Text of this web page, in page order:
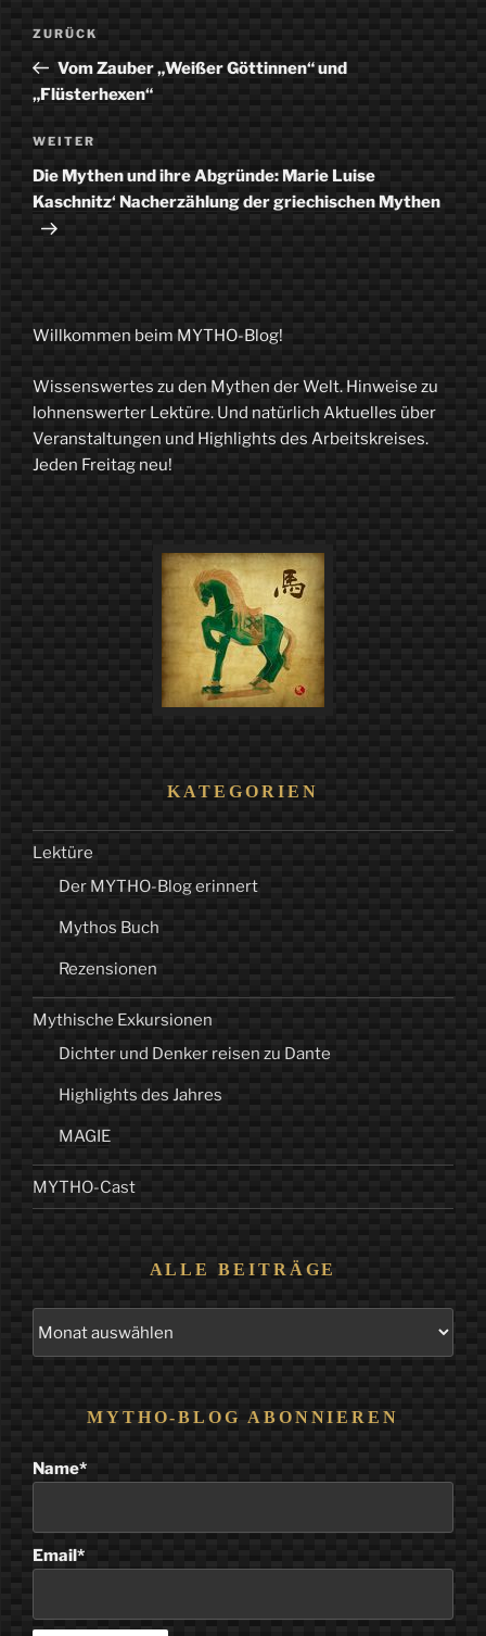
Beitragsnavigation
Vorheriger
Beitrag
ZURÜCK
Vom Zauber „Weißer Göttinnen“ und
„Flüsterhexen“
Nächster
Beitrag
WEITER
Die Mythen und ihre Abgründe: Marie Luise
Kaschnitz‘ Nacherzählung der griechischen Mythen
Willkommen beim MYTHO-Blog!
Wissenswertes zu den Mythen der Welt. Hinweise zu
lohnenswerter Lektüre. Und natürlich Aktuelles über
Veranstaltungen und Highlights des Arbeitskreises.
Jeden Freitag neu!
KATEGORIEN
Lektüre
Der MYTHO-Blog erinnert
Mythos Buch
Rezensionen
Mythische Exkursionen
Dichter und Denker reisen zu Dante
Highlights des Jahres
MAGIE
MYTHO-Cast
ALLE BEITRÄGE
MYTHO-BLOG ABONNIEREN
Name*
Email*